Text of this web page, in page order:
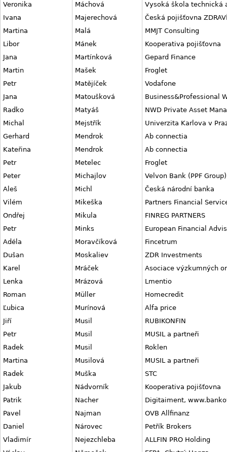
Veronika
Máchová
Vysoká škola technická
Ivana
Majerechová
Česká pojišťovna
Martina
Malá
MMJT Consulting
Libor
Mánek
Kooperativa pojišťovna
Jana
Martínková
Gepard Finance
Martin
Mašek
Froglet
Petr
Matějíček
Vodafone
Jana
Matoušková
Business&Professional
Radko
Matyáš
NWD Private Asset
Michal
Mejstřík
Univerzita Karlova v
Gerhard
Mendrok
Ab connectia
Kateřina
Mendrok
Ab connectia
Petr
Metelec
Froglet
Peter
Michajlov
Velvon Bank (PPF Group)
Aleš
Michl
Česká národní banka
Vilém
Mikeška
Partners Financial
Ondřej
Mikula
FINREG PARTNERS
Petr
Minks
European Financial
Adéla
Moravčíková
Fincetrum
Dušan
Moskaliev
ZDR Investments
Karel
Mráček
Asociace výzkumných
Lenka
Mrázová
Lmentio
Roman
Müller
Homecredit
Ľubica
Murínová
Alfa price
Jiří
Musil
RUBIKONFIN
Petr
Musil
MUSIL a partneři
Radek
Musil
Roklen
Martina
Musilová
MUSIL a partneři
Radek
Muška
STC
Jakub
Nádvorník
Kooperativa pojišťovna
Patrik
Nacher
Digitaiment,
Pavel
Najman
OVB Allfinanz
Daniel
Nárovec
Petřík Brokers
Vladimír
Nejezchleba
ALLFIN PRO Holding